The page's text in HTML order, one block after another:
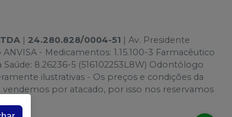
| 24.280.828/0004-51 | Av. Presidente
- Medicamentos: 1.15.100-3 Farmacêutico
8.26236-5 (516102253L8W) Odontólogo
ilustrativas - Os preços e condições da
vendemos por atacado, por isso nos reservamos